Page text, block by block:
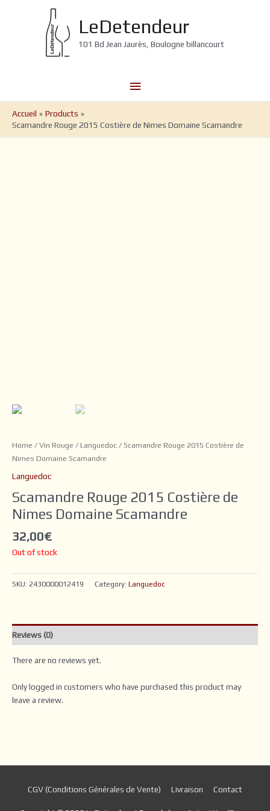
LeDetendeur
101 Bd Jean Jaurès, Boulogne billancourt
Menu
Accueil
Products
Scamandre Rouge 2015 Costière de Nimes Domaine Scamandre
Home / Vin Rouge / Languedoc / Scamandre Rouge 2015 Costière de
Nimes Domaine Scamandre
Languedoc
Scamandre Rouge 2015 Costière de
Nimes Domaine Scamandre
32,00€
Out of stock
SKU: 2430000012419 Category: Languedoc
Reviews (0)
There are no reviews yet.
Only logged in customers who have purchased this product may
leave a review.
CGV (Conditions Générales de Vente) Livraison Contact